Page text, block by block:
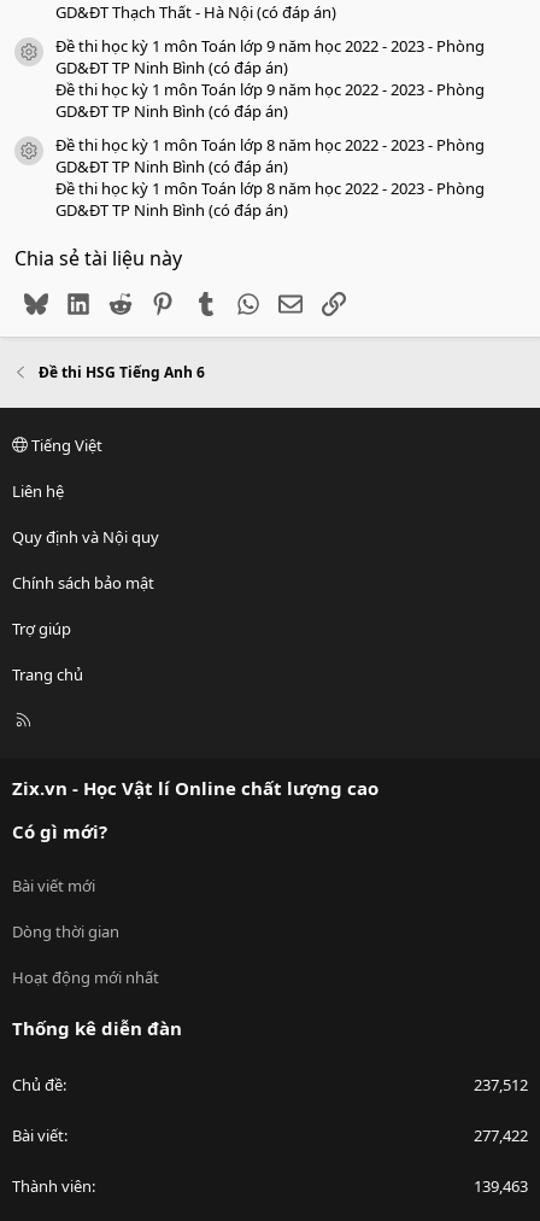
GD&ĐT Thạch Thất - Hà Nội (có đáp án)
icon tài liệu
Đề thi học kỳ 1 môn Toán lớp 9 năm học 2022 - 2023 - Phòng
GD&ĐT TP Ninh Bình (có đáp án)
Đề thi học kỳ 1 môn Toán lớp 9 năm học 2022 - 2023 - Phòng
GD&ĐT TP Ninh Bình (có đáp án)
icon tài liệu
Đề thi học kỳ 1 môn Toán lớp 8 năm học 2022 - 2023 - Phòng
GD&ĐT TP Ninh Bình (có đáp án)
Đề thi học kỳ 1 môn Toán lớp 8 năm học 2022 - 2023 - Phòng
GD&ĐT TP Ninh Bình (có đáp án)
Chia sẻ tài liệu này
BlueskyLinkedIn
Reddit PinterestTumblr WhatsApp
EmailLink
Đề thi HSG Tiếng Anh 6
Tiếng Việt
Liên hệ
Quy định và Nội quy
Chính sách bảo mật
Trợ giúp
Trang chủ
R
Zix.vn - Học Vật lí Online chất lượng cao
Có gì mới?
Bài viết mới
Dòng thời gian
Hoạt động mới nhất
Thống kê diễn đàn
Chủ đề 237,512
Bài viết 277,422
Thành viên 139,463